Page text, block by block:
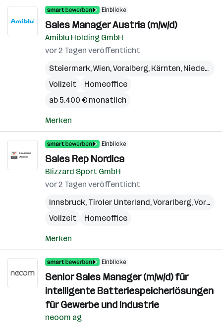
Einblicke
Sales Manager Austria (m/w/d)
Amiblu Holding GmbH
vor 2 Tagen veröffentlicht
Steiermark,Wien,Voralberg, Kärnten, Niederösterreich
Vollzeit
Homeoffice
ab 5.400 € monatlich
Merken
Einblicke
Sales Rep Nordica
Blizzard Sport GmbH
vor 2 Tagen veröffentlicht
Innsbruck, Tiroler Unterland,Vorarlberg,Vorarlberger Rheintal
Vollzeit
Homeoffice
Merken
Einblicke
Senior Sales Manager (m/w/d) für
intelligente Batteriespeicherlösungen
für Gewerbe und Industrie
neoom ag